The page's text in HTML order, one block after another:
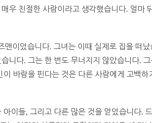
우 친절한 사람이라고 생각했습니다. 얼마
맨이었습니다. 그녀는 이때 실제로 집을 떠
니다. 그는 한 번도 무너지지 않았습니다.
바람을 핀다는 것은 다른 사람에게 고백
이들, 그리고 다른 많은 것을 얻었습니다.